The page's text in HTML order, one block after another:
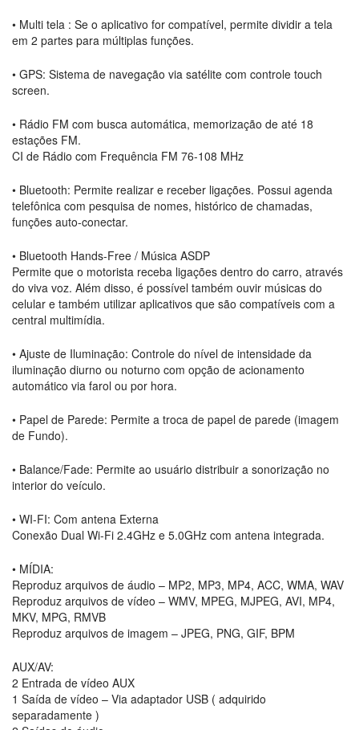
• Multi tela : Se o aplicativo for compatível, permite dividir a tela
em 2 partes para múltiplas funções.
• GPS: Sistema de navegação via satélite com controle touch
screen.
• Rádio FM com busca automática, memorização de até 18
estações FM.
CI de Rádio com Frequência FM 76-108 MHz
• Bluetooth: Permite realizar e receber ligações. Possui agenda
telefônica com pesquisa de nomes, histórico de chamadas,
funções auto-conectar.
• Bluetooth Hands-Free / Música ASDP
Permite que o motorista receba ligações dentro do carro, através
do viva voz. Além disso, é possível também ouvir músicas do
celular e também utilizar aplicativos que são compatíveis com a
central multimídia.
• Ajuste de Iluminação: Controle do nível de intensidade da
iluminação diurno ou noturno com opção de acionamento
automático via farol ou por hora.
• Papel de Parede: Permite a troca de papel de parede (imagem
de Fundo).
• Balance/Fade: Permite ao usuário distribuir a sonorização no
interior do veículo.
• WI-FI: Com antena Externa
Conexão Dual Wi-Fi 2.4GHz e 5.0GHz com antena integrada.
• MÍDIA:
Reproduz arquivos de áudio – MP2, MP3, MP4, ACC, WMA, WAV
Reproduz arquivos de vídeo – WMV, MPEG, MJPEG, AVI, MP4,
MKV, MPG, RMVB
Reproduz arquivos de imagem – JPEG, PNG, GIF, BPM
AUX/AV:
2 Entrada de vídeo AUX
1 Saída de vídeo – Via adaptador USB ( adquirido
separadamente )